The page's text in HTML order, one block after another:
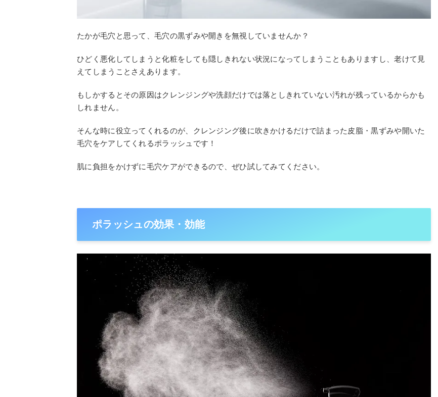
たかが毛穴と思って、毛穴の黒ずみや開きを無視していませんか？
ひどく悪化してしまうと化粧をしても隠しきれない状況になってしまうこともありますし、老けて見
えてしまうことさえあります。
もしかするとその原因はクレンジングや洗顔だけでは落としきれていない汚れが残っているからかも
しれません。
そんな時に役立ってくれるのが、クレンジング後に吹きかけるだけで詰まった皮脂・黒ずみや開いた
毛穴をケアしてくれるポラッシュです！
肌に負担をかけずに毛穴ケアができるので、ぜひ試してみてください。
ポラッシュの効果・効能